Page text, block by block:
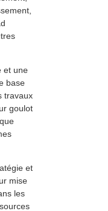
et une
base
travaux
goulot
et
mise
les